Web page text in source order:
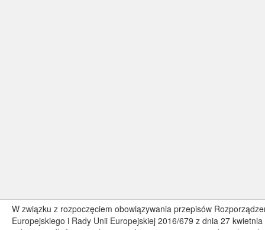
W związku z rozpoczęciem obowiązywania przepisów
Europejskiego i Rady Unii Europejskiej 2016/679 z dnia 27